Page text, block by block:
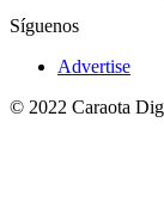
Síguenos
Advertise
© 2022 Caraota